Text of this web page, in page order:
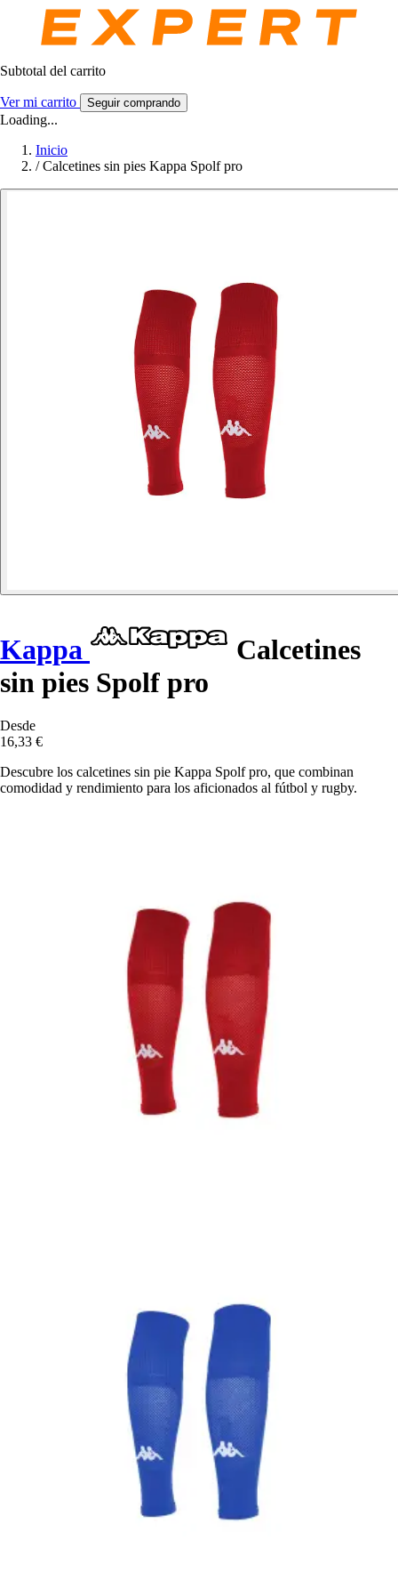
Subtotal del carrito
Ver mi carrito Seguir comprando
Loading...
Inicio
/ Calcetines sin pies Kappa Spolf pro
Kappa
Calcetines
sin pies Spolf pro
Desde
16,33 €
Descubre los calcetines sin pie Kappa Spolf pro, que combinan
comodidad y rendimiento para los aficionados al fútbol y rugby.